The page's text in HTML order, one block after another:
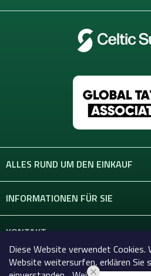
Diese Website verwendet Cookies.
Website weitersurfen, erklären Sie
ALLES RUND UM DEN EINKAUF
INFORMATIONEN FÜR SIE
KONTAKT